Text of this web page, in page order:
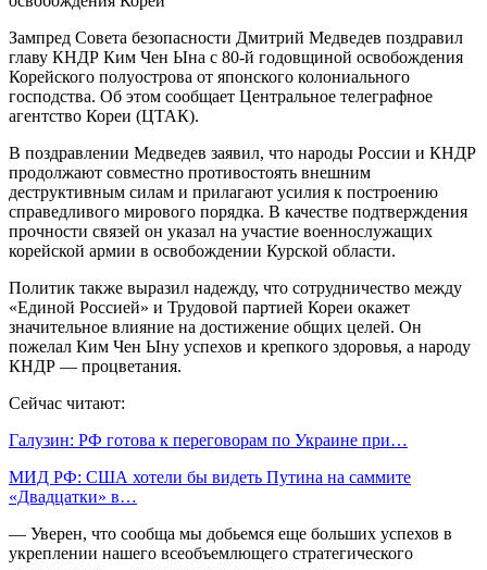
Зампред Совета безопасности Дмитрий Медведев поздравил
главу КНДР Ким Чен Ына с 80-й годовщиной освобождения
Корейского полуострова от японского колониального
господства. Об этом сообщает Центральное телеграфное
агентство Кореи (ЦТАК).
В поздравлении Медведев заявил, что народы России и КНДР
продолжают совместно противостоять внешним
деструктивным силам и прилагают усилия к построению
справедливого мирового порядка. В качестве подтверждения
прочности связей он указал на участие военнослужащих
корейской армии в освобождении Курской области.
Политик также выразил надежду, что сотрудничество между
«Единой Россией» и Трудовой партией Кореи окажет
значительное влияние на достижение общих целей. Он
пожелал Ким Чен Ыну успехов и крепкого здоровья, а народу
КНДР — процветания.
Сейчас читают:
Галузин: РФ готова к переговорам по Украине при…
МИД РФ: США хотели бы видеть Путина на саммите
«Двадцатки» в…
— Уверен, что сообща мы добьемся еще больших успехов в
укреплении нашего всеобъемлющего стратегического